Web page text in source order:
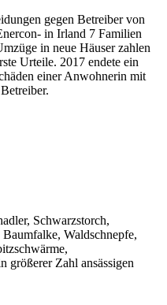
gegen Betreiber von
in Irland 7 Familien
in neue Häuser zahlen
Urteile. 2017 endete ein
einer Anwohnerin mit
Schwarzstorch,
Waldschnepfe,
größerer Zahl ansässigen